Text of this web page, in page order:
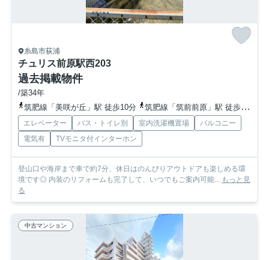
糸島市荻浦
チュリス前原駅西203
過去掲載物件
/築34年
筑肥線「美咲が丘」駅 徒歩10分
筑肥線「筑前前原」駅 徒歩11分
エレベーター バス・トイレ別 室内洗濯機置場
バルコニー
電気有
TVモニタ付インターホン
登山口や海岸まで車で約7分、休日はのんびりアウトドアも楽しめる環
境です◎ 内装のリフォームも完了して、いつでもご案内可能... もっと見
る
中古マンション